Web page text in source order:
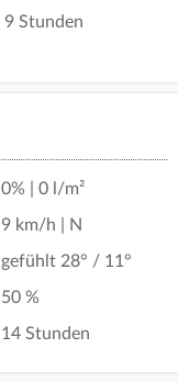
9 Stunden
0% | 0 l/m²
9 km/h | N
gefühlt 28° / 11°
50 %
14 Stunden